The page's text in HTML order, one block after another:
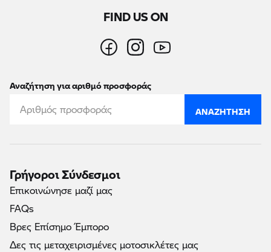
FIND US ON
Αναζήτηση για αριθμό προσφοράς
ΑΝΑΖΉΤΗΣΗ
Γρήγοροι Σύνδεσμοι
Επικοινώνησε μαζί μας
FAQs
Βρες Επίσημο Έμπορο
Δες τις μεταχειρισμένες μοτοσικλέτες μας